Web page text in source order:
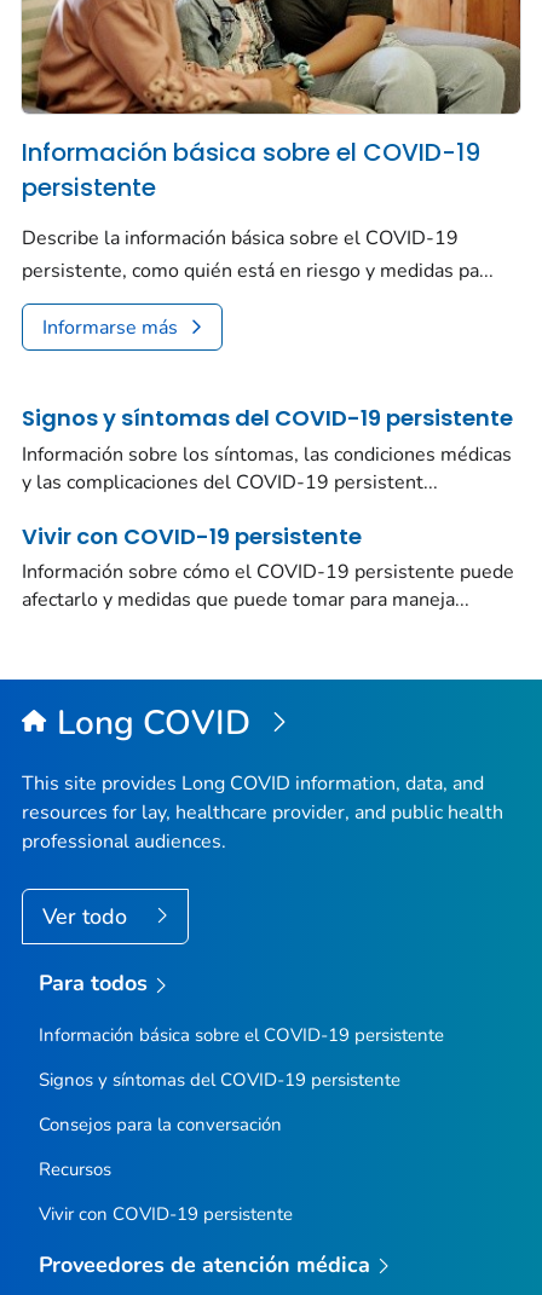
Información básica sobre el COVID-19
persistente
Describe la información básica sobre el COVID-19
persistente, como quién está en riesgo y medidas pa...
Informarse más
Signos y síntomas del COVID-19 persistente
Información sobre los síntomas, las condiciones médicas
y las complicaciones del COVID-19 persistent...
Vivir con COVID-19 persistente
Información sobre cómo el COVID-19 persistente puede
afectarlo y medidas que puede tomar para maneja...
Long COVID
This site provides Long COVID information, data, and
resources for lay, healthcare provider, and public health
professional audiences.
Ver todo
Para todos
Información básica sobre el COVID-19 persistente
Signos y síntomas del COVID-19 persistente
Consejos para la conversación
Recursos
Vivir con COVID-19 persistente
Proveedores de atención médica